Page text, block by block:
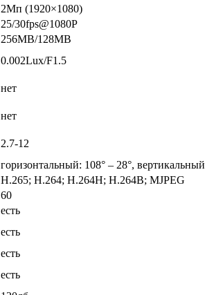
2Мп (1920×1080)
25/30fps@1080P
256MB/128MB
0.002Lux/F1.5
нет
нет
2.7-12
горизонтальный: 108° – 28°,
H.265; H.264; H.264H; H.264B; MJPEG
60
есть
есть
есть
есть